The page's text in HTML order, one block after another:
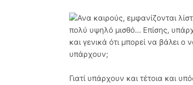
Ανα καιρούς, εμφανίζονται
πολύ υψηλό μισθό… Επίσης,
και γενικά ότι μπορεί να βάλει
υπάρχουν;
Γιατί υπάρχουν και τέτοια και